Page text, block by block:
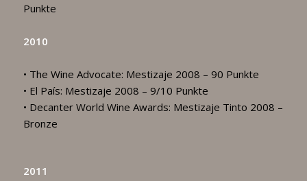
Punkte
2010
• The Wine Advocate: Mestizaje 2008 – 90 Punkte
• El País: Mestizaje 2008 – 9/10 Punkte
• Decanter World Wine Awards: Mestizaje Tinto 2008 –
Bronze
2011